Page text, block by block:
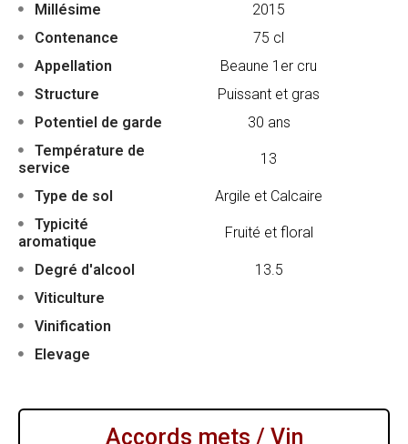
Millésime
2015
Contenance
75 cl
Appellation
Beaune 1er cru
Structure
Puissant et gras
Potentiel de garde
30 ans
Température de
service
13
Type de sol
Argile et Calcaire
Typicité
aromatique
Fruité et floral
Degré d'alcool
13.5
Viticulture
Vinification
Elevage
Accords mets / Vin